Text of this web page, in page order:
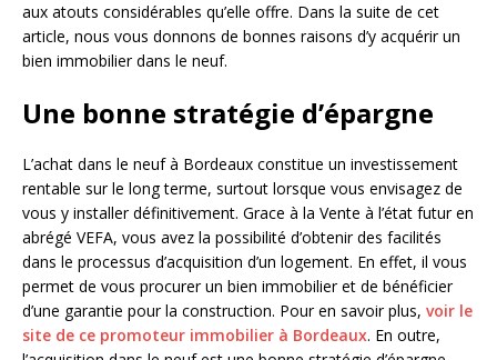
aux atouts considérables qu’elle offre. Dans la suite de cet
article, nous vous donnons de bonnes raisons d’y acquérir un
bien immobilier dans le neuf.
Une bonne stratégie d’épargne
L’achat dans le neuf à Bordeaux constitue un investissement
rentable sur le long terme, surtout lorsque vous envisagez de
vous y installer définitivement. Grace à la Vente à l’état futur en
abrégé VEFA, vous avez la possibilité d’obtenir des facilités
dans le processus d’acquisition d’un logement. En effet, il vous
permet de vous procurer un bien immobilier et de bénéficier
d’une garantie pour la construction. Pour en savoir plus, voir le
site de ce promoteur immobilier à Bordeaux. En outre,